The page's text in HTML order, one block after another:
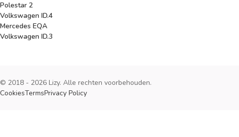
Polestar 2
Volkswagen ID.4
Mercedes EQA
Volkswagen ID.3
© 2018 - 2026 Lizy. Alle rechten voorbehouden.
CookiesTermsPrivacy Policy